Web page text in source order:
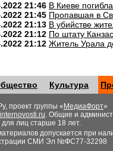
21:46 В Киеве
21:45 Пропавшая в
21:13 В убийстве
21:12 По штату
21:12 Житель Урала
Культура
проект группы « МедиаФорт»
. Общие и
лиц старше 18 лет.
допускается при
СМИ Эл №ФС77-32298